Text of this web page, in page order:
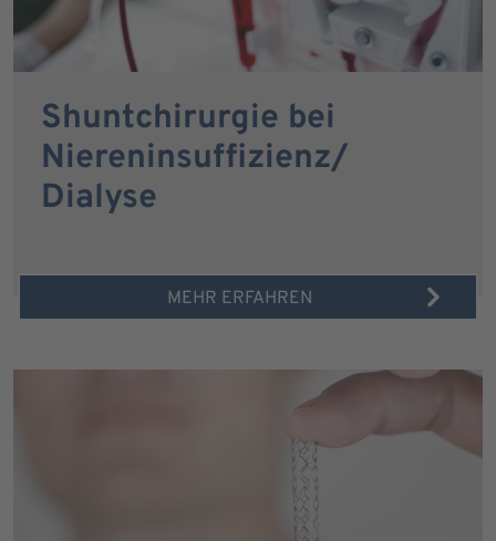
Shuntchirurgie bei
Niereninsuffizienz/
Dialyse
MEHR ERFAHREN